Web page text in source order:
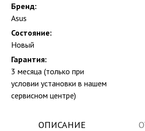
Бренд:
Asus
Состояние:
Новый
Гарантия:
3 месяца (только при
условии установки в нашем
сервисном центре)
ОПИСАНИЕ